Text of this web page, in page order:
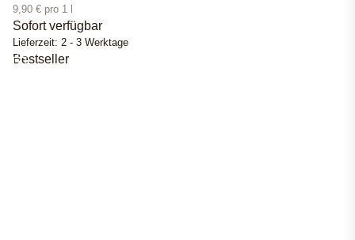
9,90 € pro 1 l
Sofort verfügbar
Lieferzeit: 2 - 3 Werktage
Bestseller